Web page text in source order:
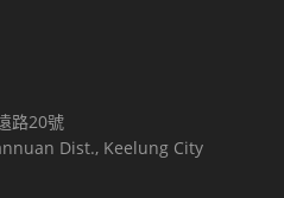
路20號
Dist., Keelung City